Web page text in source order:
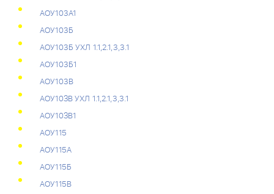
АОУ103А1
АОУ103Б
АОУ103Б УХЛ 1.1,2.1,3,3.1
АОУ103Б1
АОУ103В
АОУ10ЗВ УХЛ 1.1,2.1,3,3.1
АОУ10ЗВ1
АОУ115
АОУ115А
АОУ115Б
АОУ115В